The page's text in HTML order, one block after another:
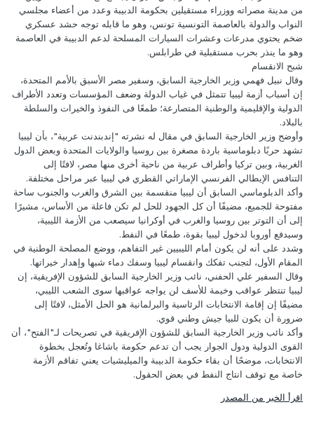
من مدينة مصراته ووزراء مستقيلين بحكومة الدبيبة وعدد من أعضاء مجلسي
النواب والدولة بالعاصمة التونسية تونس، وهو ما قابله توجه حشد عسكري
ضخم يحتوي مدرعات وعشرات السيارات المسلحة لدعم الدبيبة في العاصمة
وهو ما ينذر بحرب مستقبلية في طرابلس.
شبح الانقسام
وقال نبيل فهمي وزير الخارجية السابق، وسفير مصر الأسبق بالأمم المتحدة،
إن أسباب أزمة ليبيا تتمثل في غياب الدولة وضعف المؤسسات وتعدد الأطراف
الدولية والإقليمية والوطنية المتصارعة؛ طمعًا فى النفوذ والخيرات والسلطة
بالبلاد.
وأوضح وزير الخارجية السابق في مقال له نشرته "إندبندنت عربية"، بأن ليبيا
تشهد حربًا دبلوماسية باردة مصغرة بين روسيا والولايات المتحدة وبعض الدول
الغربية، وبين تركيا وأطراف عربية من ناحية أخرى منها مصر، لافتًا إلى
التنافس الإيطالي الفرنسي الإماراتي القطري في ليبيا عبر مراحل مختلفة.
وأكد الدبلوماسي السابق أن ليبيا منقسمة بين الشرق والغرب والجنوب ساحة
مفتوحة للجميع، مضيفًا أن كل الجهود للحل لم تكن فاعلة من الأساس، مشيرًا
إلى أن التوتر بين روسيا والغرب في أوكرانيا سيصعب من الأزمة الليبية،
وسيدفع أوروبا لدخول ليبيا بقوة، طمعًا في النفط.
وشدد على أنه لن يكون أمام الليبيين غير التفاهم، ووضع المصلحة الوطنية في
المقام الأول، لتجنب تفكك وانقسام ليبيا وسفك دماء شبها وإهدار خيراتها.
وقال السفير علي الحفني، نائب وزير الخارجية السابق للشؤون الإفريقية، إن
ليبيا تنتظر عواقب وخيمة للأسف لن يواجه عواقبها سوى الشعب الليبي،
مضيفًا إن إقامة الانتخابات الرئاسية والبرلمانية هو الحل الأمثل، لافتًا إلى
ضرورة أن يكون للبيا جيش وطني قوي.
وأكد نائب وزير الخارجية السابق للشؤون الإفريقية في تصريحات لـ"الفتح"، أن
القوى الدولية ودول الجوار يجب أن تدعم حكومة باشاغا وتُعجل بخطوة
الانتخابات، موضحًا أن بقاء حكومة الدبيبة والميليشيات يعني تفاقم الأزمة
خاصة مع توقف انتاج النفط في بعض الحقول.
اقرأ الخبر من المصدر